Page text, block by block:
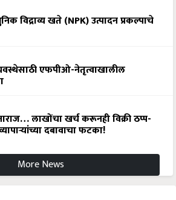
विद्राव्य खते (NPK) उत्पादन प्रकल्पाचे
एफपीओ-नेतृत्वाखालील
लाखोंचा खर्च करूनही विक्री ठप्प-
दबावाचा फटका!
More News